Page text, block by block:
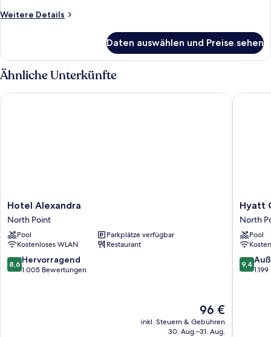
Weitere Details
Weitere
Daten auswählen und Preise sehen
Ähnliche Unterkünfte
Hotel
Alexandra
North
Point
Hotel Alexandra
North Point
Pool
Parkplätze verfügbar
Kostenloses WLAN
Restaurant
8.6
von
8,6 Hervorragend
1.005 Bewertungen
Der
Preis
beträgt
96 €
inkl. Steuern & Gebühren
30. Aug.–31. Aug.
Hotel Alexandra
Hyatt
Centric
Victoria
Harbour
Hong
Kong
North
Hyatt
North
Pool
9.4
von
9,4
Hyatt